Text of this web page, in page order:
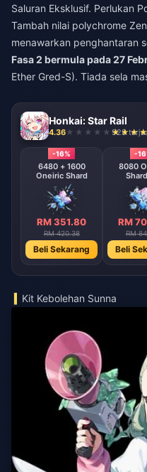
Saluran Eksklusif. Perlukan
Tambah nilai polychrome
menawarkan penghantaran
Fasa 2 bermula pada 27
Ether Gred-S). Tiada sela
Honkai: Star Rail
4.36 928
-16%
6480 + 1600
Oneiric Shard
RM 351.80
RM 420.38
Beli Sekarang
-
8080
RM
RM
Beli
Kit Kebolehan Sunna